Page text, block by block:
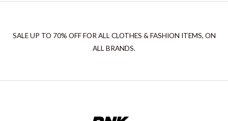
SALE UP TO 70% OFF FOR ALL CLOTHES & FASHION ITEMS, ON
ALL BRANDS.